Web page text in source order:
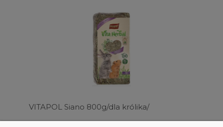
VITAPOL Siano 800g/dla królika/